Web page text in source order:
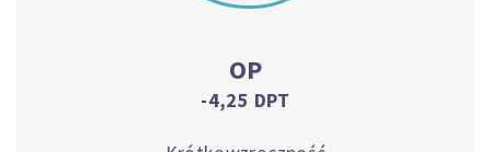
OP
-4,25 DPT